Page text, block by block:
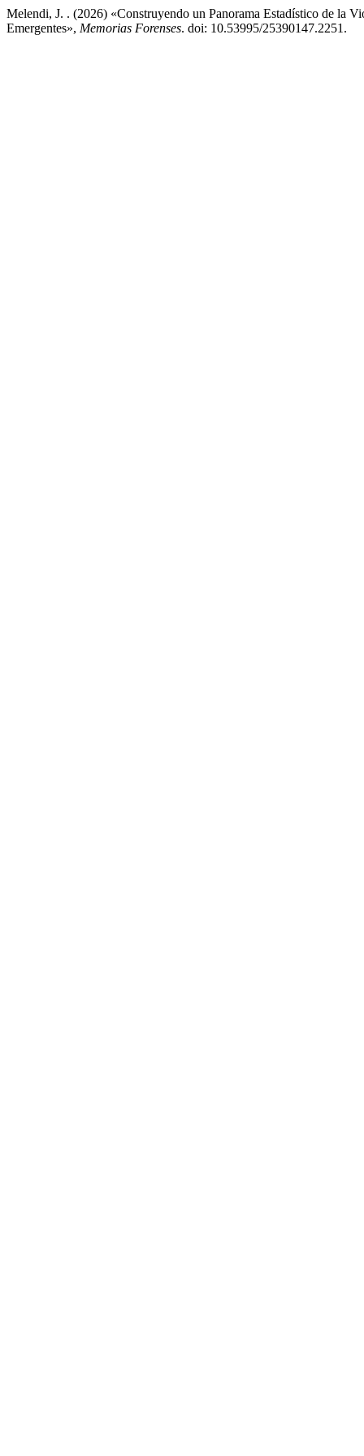
Melendi, J. . (2026) «Construyendo un Panorama Estadístico de la
Emergentes», Memorias Forenses. doi: 10.53995/25390147.2251.